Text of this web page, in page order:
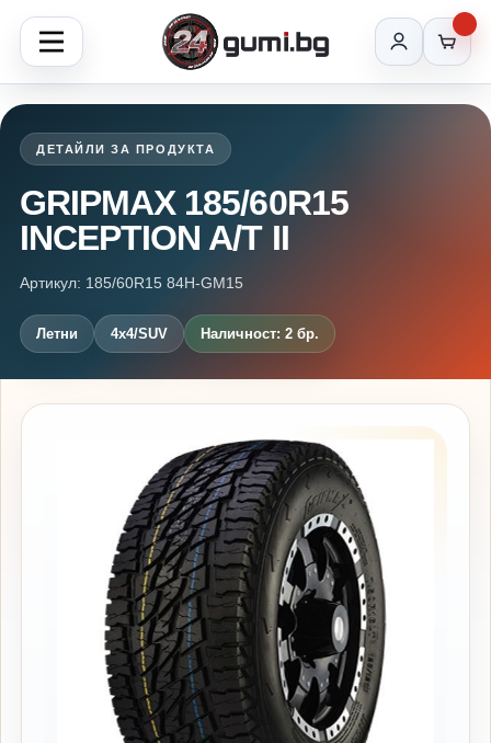
ДЕТАЙЛИ ЗА ПРОДУКТА
GRIPMAX 185/60R15
INCEPTION A/T II
Артикул: 185/60R15 84H-GM15
Летни 4x4/SUV Наличност: 2 бр.